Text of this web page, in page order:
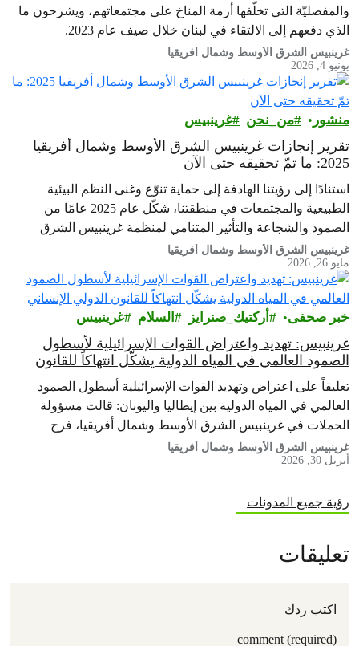
والمفصليّة التي تخلّفها أزمة المناخ على مجتمعاتهم، ويشرحون ما
الذي دفعهم إلى الالتقاء في لبنان خلال صيف عام 2023.
غرينبيس الشرق الأوسط وشمال أفريقيا
يونيو 4, 2026
منشور من_نحن غرينبيس‎
تقرير إنجازات غرينبيس الشرق الأوسط وشمال أفريقيا
2025: ما تمّ تحقيقه حتى الآن
استنادًا إلى رؤيتنا الهادفة إلى حماية تنوّع وغنى النظم البيئية
الطبيعية والمجتمعات في منطقتنا، شكّل عام 2025 عامًا من
الصمود والشجاعة والتأثير المتنامي لمنظمة غرينبيس الشرق
الأوسط وشمال أفريقيا
غرينبيس الشرق الأوسط وشمال أفريقيا
مايو 26, 2026
خبر صحفى أركتيك_صنرايز السلام غرينبيس‎
غرينبيس: تهديد واعتراض القوات الإسرائيلية لأسطول
الصمود العالمي في المياه الدولية يشكّل انتهاكاً للقانون
الدولي الإنساني
تعليقاً على اعتراض وتهديد القوات الإسرائيلية أسطول الصمود
العالمي في المياه الدولية بين إيطاليا واليونان: قالت مسؤولة
الحملات في غرينبيس الشرق الأوسط وشمال أفريقيا، فرح
الحطاب، من على متن سفينة…
غرينبيس الشرق الأوسط وشمال أفريقيا
أبريل 30, 2026
رؤية جميع المدونات
تعليقات
اكتب ردك
comment (required)